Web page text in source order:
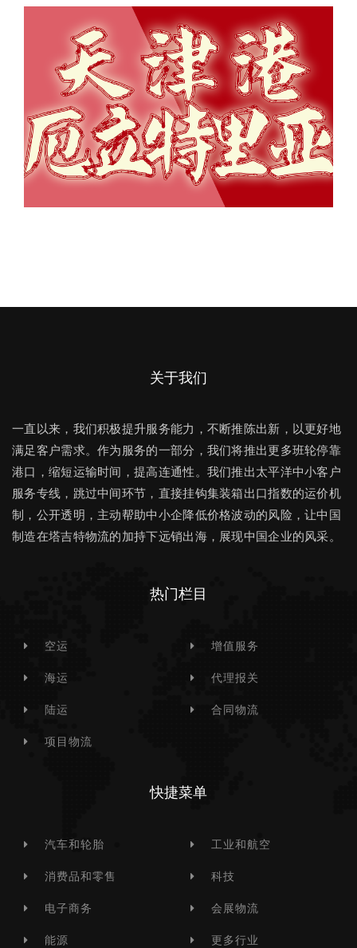
关于我们
一直以来，我们积极提升服务能力，不断推陈出新，以更好地
满足客户需求。作为服务的一部分，我们将推出更多班轮停靠
港口，缩短运输时间，提高连通性。我们推出太平洋中小客户
服务专线，跳过中间环节，直接挂钩集装箱出口指数的运价机
制，公开透明，主动帮助中小企降低价格波动的风险，让中国
制造在塔吉特物流的加持下远销出海，展现中国企业的风采。
热门栏目
空运
海运
陆运
项目物流
增值服务
代理报关
合同物流
快捷菜单
汽车和轮胎
消费品和零售
电子商务
能源
工业和航空
科技
会展物流
更多行业